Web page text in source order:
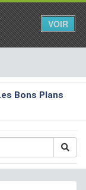
VOIR
Bons Plans